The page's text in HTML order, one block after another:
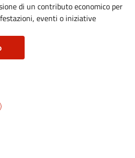
di un contributo economico per
eventi o iniziative